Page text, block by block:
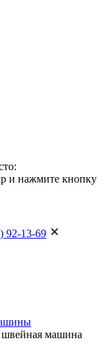
и нажмите кнопку
92-13-69
машина